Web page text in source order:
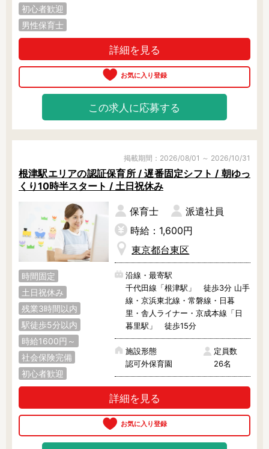
初心者歓迎
男性保育士
詳細を見る
この求人に応募する
掲載期間：2026/08/01 ～ 2026/10/31
根津駅エリアの認証保育所 / 遅番固定シフト / 朝ゆっ
くり10時半スタート / 土日祝休み
時間固定
土日祝休み
残業3時間以内
駅徒歩5分以内
時給1600円～
社会保険完備
初心者歓迎
保育士
派遣社員
時給：1,600円
東京都台東区
沿線・最寄駅
千代田線「根津駅」 徒歩3分 山手
線・京浜東北線・常磐線・日暮
里・舎人ライナー・京成本線「日
暮里駅」 徒歩15分
施設形態
認可外保育園
定員数
26名
詳細を見る